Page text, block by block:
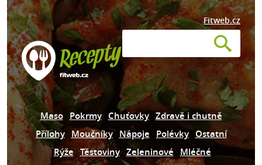
Fitweb.cz
Maso Pokrmy Chuťovky Zdravě i chutně
Přílohy Moučníky Nápoje Polévky Ostatní
Rýže Těstoviny Zeleninové Mléčné